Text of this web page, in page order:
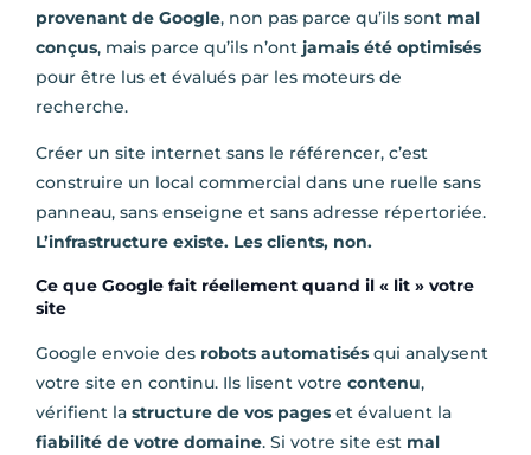
provenant de Google, non pas parce qu’ils sont mal
conçus, mais parce qu’ils n’ont jamais été optimisés
pour être lus et évalués par les moteurs de
recherche.
Créer un site internet sans le référencer, c’est
construire un local commercial dans une ruelle sans
panneau, sans enseigne et sans adresse répertoriée.
L’infrastructure existe. Les clients, non.
Ce que Google fait réellement quand il « lit » votre
site
Google envoie des robots automatisés qui analysent
votre site en continu. Ils lisent votre contenu,
vérifient la structure de vos pages et évaluent la
fiabilité de votre domaine. Si votre site est mal